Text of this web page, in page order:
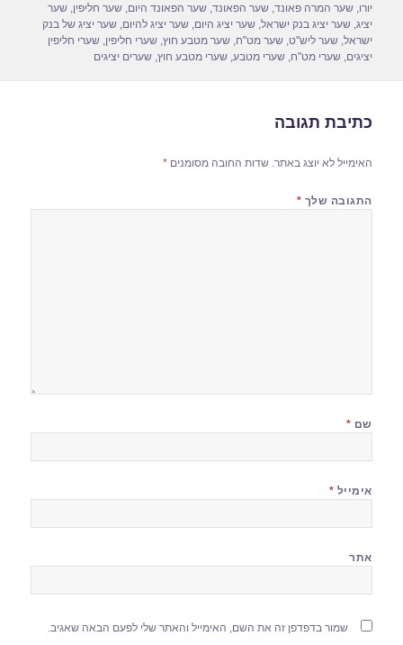
יורו,שער המרה פאונד,שער הפאונד,שער הפאונד היום,שער חליפין,שער
יציג,שער יציג בנק ישראל,שער יציג היום,שער יציג להיום,שער יציג של בנק
ישראל,שער ליש"ט,שער מט"ח,שער מטבע חוץ,שערי חליפין,שערי חליפין
יציגים,שערי מט"ח,שערי מטבע,שערי מטבע חוץ,שערים יציגים
כתיבת תגובה
האימייל לא יוצג באתר. שדות החובה מסומנים*
התגובה שלך *
שם *
אימייל *
אתר
שמור בדפדפן זה את השם, האימייל והאתר שלי לפעם הבאה שאגיב.